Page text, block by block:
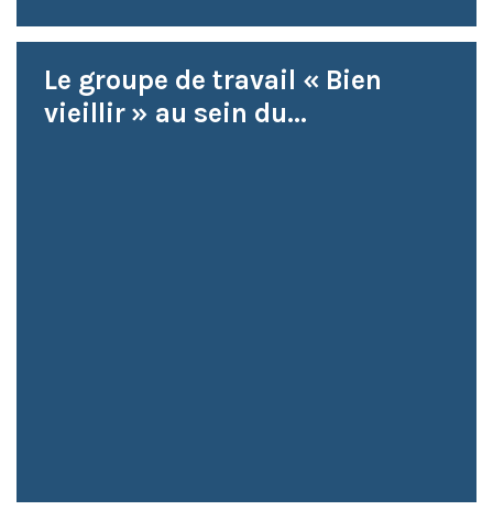
Le groupe de travail « Bien
vieillir » au sein du...